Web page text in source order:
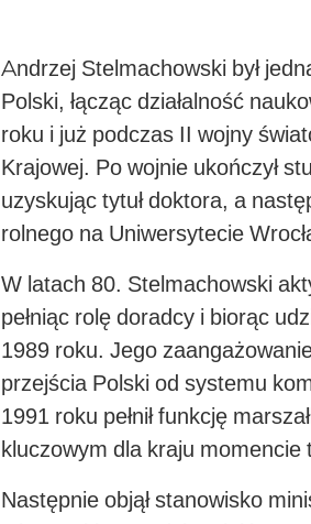
Andrzej Stelmachowski był
Polski, łącząc działalność
roku i już podczas II wojny
Krajowej. Po wojnie ukończył
uzyskując tytuł doktora, a
rolnego na Uniwersytecie
W latach 80. Stelmachowski
pełniąc rolę doradcy i biorąc
1989 roku. Jego
przejścia Polski od systemu
1991 roku pełnił funkcję
kluczowym dla kraju
Następnie objął stanowisko